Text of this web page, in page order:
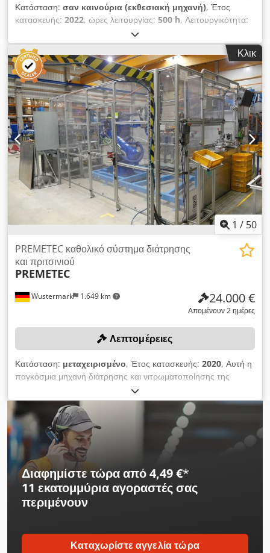
Κατάσταση: σαν καινούρια (εκθεσιακή μηχανή), Έτος
κατασκευής: 2022, ώρες λειτουργίας: 500 h, Λειτουργικότητα:
, τάση εισόδου:
1.675 χιλ., συνολικό μήκος:1.100 χιλ., συνολικό ύψος:2.340
χιλ., βάθος λαιμού:457 χιλ., είδος εισερχόμενου ρεύματος:
τριφασικός, συνολικό βάρος:700 κιλ, δύναμη συμπίεσης:6 t,
Πρέσα Haeger H 618 MSP-5e Dcodpfxoziclfs Akvok Επίδειξη
μηχανήματος (είμαστε επίσημος διανομέας των μηχανημάτων
Haeger για την Τσεχία) • Έτος κατασκευής: 2022 • Μέγιστη
δύναμη συμπίεσης: 6 τόνοι • Βάθος λαιμού: 457 mm •
Αυτόματη τροφοδοσία συνδετικών στοιχείων (τα εργαλεία δεν
περιλαμβάνονται) • Σύστημα προστασίας εργαλείων TPS •
Ενσωματωμένος μετρητής συνδετικών στοιχείων/παρτίδων •
Ενσωματωμένοι πίνακες διαδικασιών με δυνάμεις συμπίεσης
για συγκεκριμένα υλικά • Απλός δημιουργός προγραμμάτων •
Ρυθμιζόμενη θέση ανάσυρσης του έμβολου • Θετικό σύστημα
ασφάλισης για συμπίεση σε αλουμίνιο και άλλα ευαίσθητα
Κλικ
1 / 50
Wustermark 1.649 km
PREMETEC καθολικό σύστημα διάτρησης
και πριτσινιού
PREMETEC
24.000 €
Απομένουν 2 ημέρες
Λεπτομέρειες
Κατάσταση: μεταχειρισμένο, Έτος κατασκευής: 2020, Αυτή η
παγκόσμια μηχανή διάτρησης και νιτρωματοποίησης της
PREMETEC, θα δημοπρατηθεί στην ηλεκτρονική μας
δημοπρασία βιομηχανικού εξοπλισμού / μηχανημάτων, λόγω
της αναστολής λειτουργίας της J&S GmbH Automotive
Technology - Τμήματος Πρέσας και Επεξεργασίας Μετάλλων.
Dcjdpjzk H Dzofx Akvok Αυτό και πολλά άλλα αντικείμενα
μπορείτε να τα βρείτε στην πλατφόρμα μας.
Διαφημίστε τώρα από 4,49 €*
11 εκατομμύρια αγοραστέςσας
περιμένουν
Καταχωρίστε αγγελία τώρα